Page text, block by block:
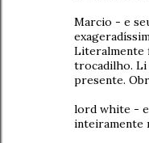
Marcio - e
Literalmente
trocadilho. Li
presente.
lord white - e
inteiramente